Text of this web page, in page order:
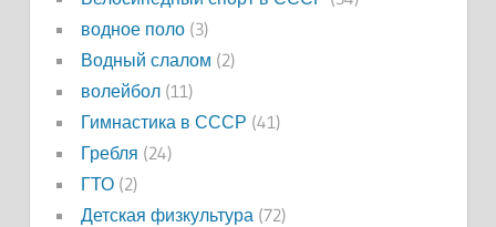
водное поло(3)
Водный слалом (2)
волейбол(11)
Гимнастика в СССР (41)
Гребля (24)
ГТО(2)
Детская физкультура (72)